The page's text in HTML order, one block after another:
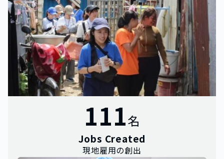
111名
Jobs Created
現地雇用の創出